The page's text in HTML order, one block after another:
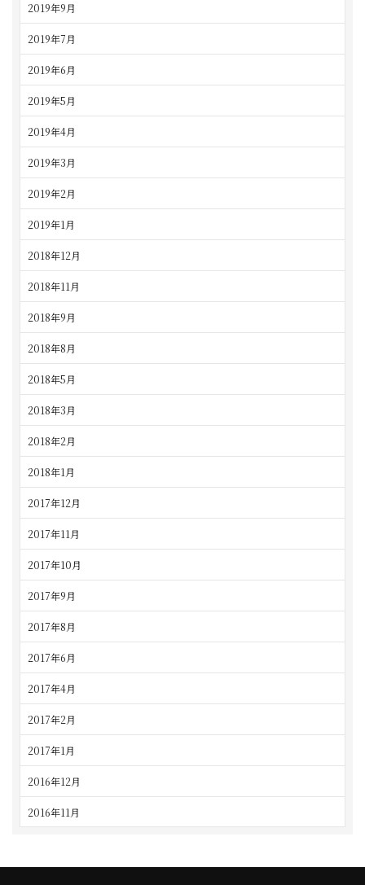
2019年9月
2019年7月
2019年6月
2019年5月
2019年4月
2019年3月
2019年2月
2019年1月
2018年12月
2018年11月
2018年9月
2018年8月
2018年5月
2018年3月
2018年2月
2018年1月
2017年12月
2017年11月
2017年10月
2017年9月
2017年8月
2017年6月
2017年4月
2017年2月
2017年1月
2016年12月
2016年11月